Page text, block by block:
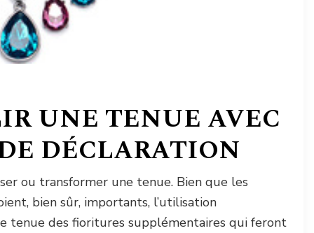
UNE TENUE AVEC
DÉCLARATION
ou transformer une tenue. Bien que les
bien sûr, importants, l’utilisation
tenue des fioritures supplémentaires qui feront